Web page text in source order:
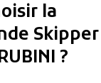
la
Skipper
?